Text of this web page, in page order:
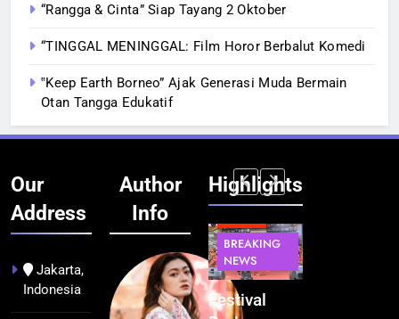
“Rangga & Cinta” Siap Tayang 2 Oktober
“TINGGAL MENINGGAL: Film Horor Berbalut Komedi
‟Keep Earth Borneo” Ajak Generasi Muda Bermain
Otan Tangga Edukatif
Our
Address
Jakarta,
Indonesia
Author
Info
Highlights
BERITA
NEWS
Kualitas
INFRASTRUKTUR
TEKNOLOGI
Indonesia
BREAKING
NEWS
Festival